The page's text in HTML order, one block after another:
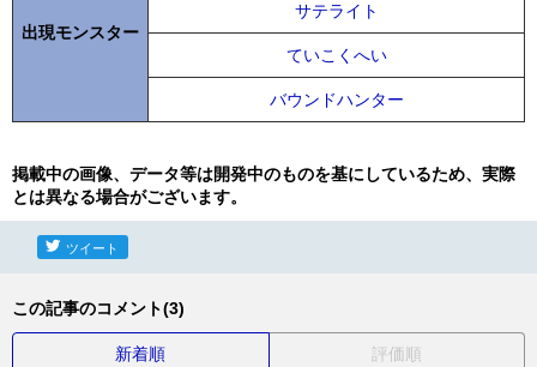
出現モンスター
サテライト
ていこくへい
バウンドハンター
掲載中の画像、データ等は開発中のものを基にしているため、実際
とは異なる場合がございます。
ツイート
この記事のコメント(3)
新着順 評価順